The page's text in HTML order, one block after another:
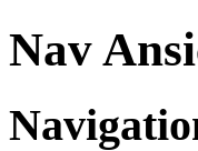
Nav